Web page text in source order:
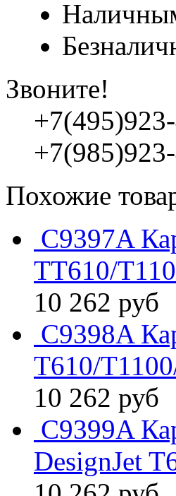
Звоните!
Похожие
C9397A
TT610/
10 262 руб
C9398A
T610/
10 262 руб
C9399A
DesignJet